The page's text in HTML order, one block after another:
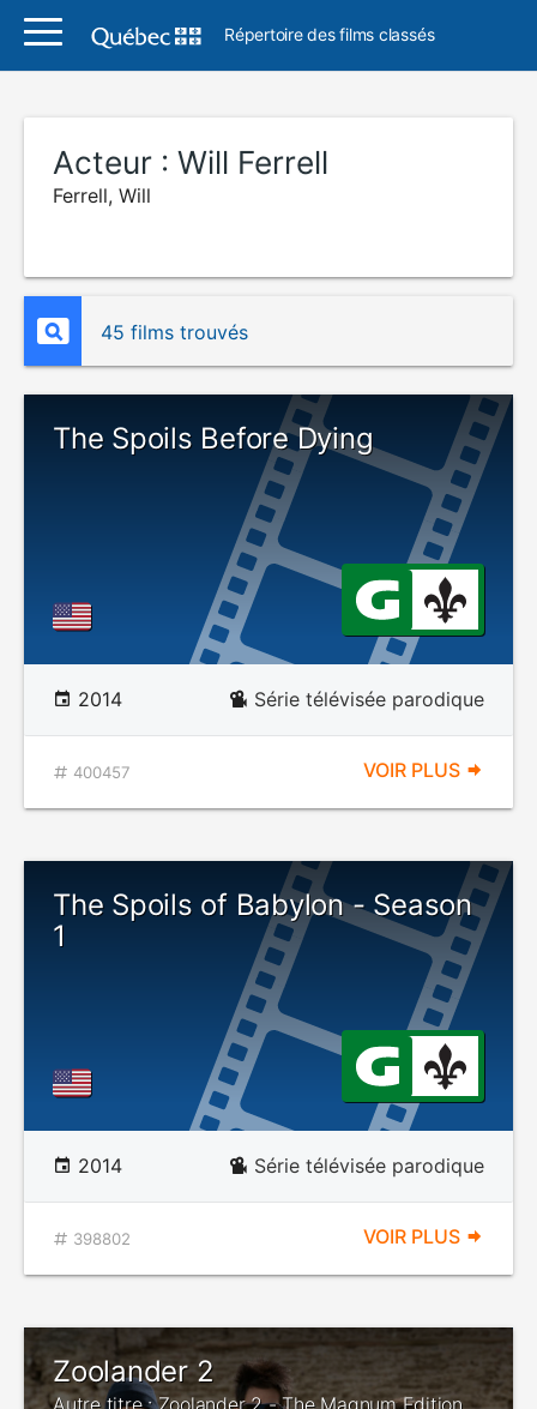
Répertoire des films classés
Acteur : Will Ferrell
Ferrell, Will
45 films trouvés
The Spoils Before Dying
2014 Série télévisée parodique
400457 VOIR PLUS
The Spoils of Babylon - Season
1
2014 Série télévisée parodique
398802 VOIR PLUS
Zoolander 2
Autre titre : Zoolander 2 - The Magnum Edition